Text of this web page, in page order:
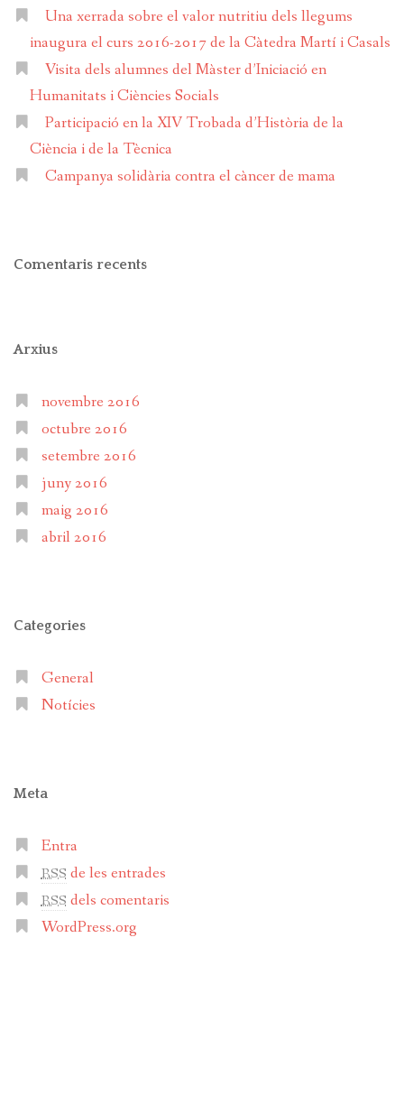
Una xerrada sobre el valor nutritiu dels llegums
inaugura el curs 2016-2017 de la Càtedra Martí i Casals
Visita dels alumnes del Màster d’Iniciació en
Humanitats i Ciències Socials
Participació en la XIV Trobada d’Història de la
Ciència i de la Tècnica
Campanya solidària contra el càncer de mama
Comentaris recents
Arxius
novembre 2016
octubre 2016
setembre 2016
juny 2016
maig 2016
abril 2016
Categories
General
Notícies
Meta
Entra
RSS de les entrades
RSS dels comentaris
WordPress.org